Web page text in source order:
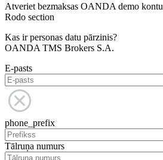
Atveriet bezmaksas OANDA demo kontu
Rodo section
Kas ir personas datu pārzinis?
OANDA TMS Brokers S.A.
E-pasts
phone_prefix
Tālruņa numurs